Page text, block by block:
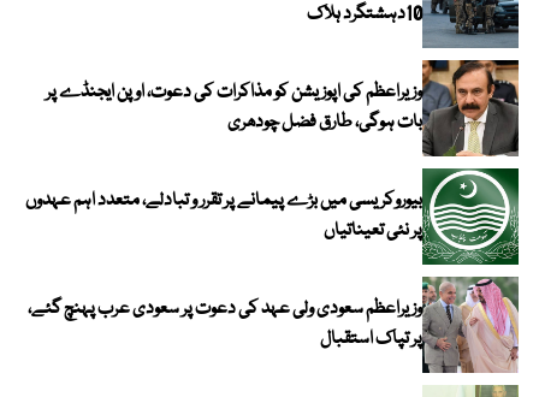
10دہشتگرد ہلاک
وزیراعظم کی اپوزیشن کو مذاکرات کی دعوت، اوپن ایجنڈے پر
بات ہوگی، طارق فضل چودھری
بیوروکریسی میں بڑے پیمانے پر تقرر و تبادلے، متعدد اہم عہدوں
پر نئی تعیناتیاں
وزیراعظم سعودی ولی عہد کی دعوت پر سعودی عرب پہنچ گئے،
پر تپاک استقبال